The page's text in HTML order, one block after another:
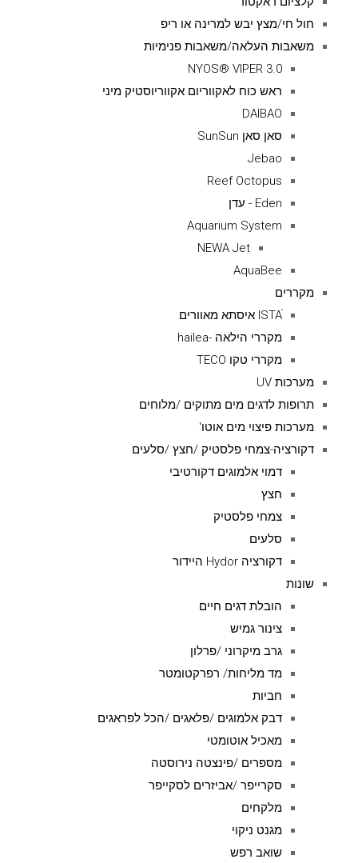
חול חי/מצץ יבש למרינה או ריפ
משאבות העלאה/משאבות פנימיות
NYOS® VIPER 3.0
ראש כוח לאקווריום אקווריוסטיק מיני
DAIBAO
סאן סאן SunSun
Jebao
Reef Octopus
Eden - עדן
Aquarium System
NEWA Jet
AquaBee
מקררים
ISTAׁׂ איסתא מאוורים
מקררי הילאה -hailea
מקררי טקו TECO
מערכות UV
תרופות לדגים מים מתוקים /מלוחים
מערכות פיצוי מים אוטו'
דקורציה-צמחי פלסטיק /חצץ /סלעים
דמוי אלמוגים דקורטיבי
חצץ
צמחי פלסטיק
סלעים
דקורציה Hydor היידור
שונות
הובלת דגים חיים
צינור גמיש
גרב מיקרוני /פרלון
מד מליחות/ רפרקטומטר
חביות
דבק אלמוגים /פלאגים /הכל לפראגים
מאכיל אוטומטי
מספרים /פינצטה נירוסטה
סקרייפר /אביזרים לסקייפר
מלקחים
מגנט ניקוי
שואב רפש